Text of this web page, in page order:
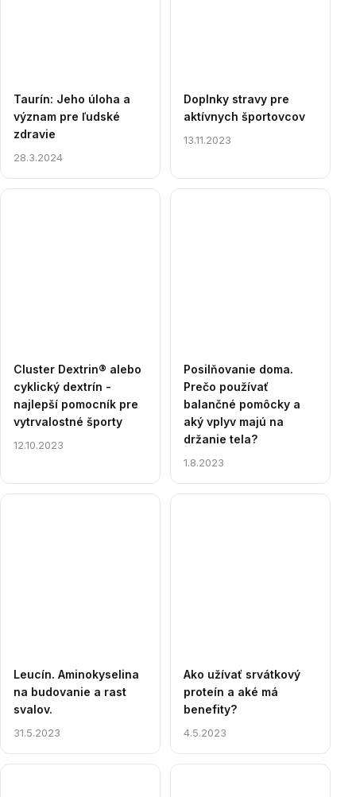
Taurín: Jeho úloha a
význam pre ľudské
zdravie
28.3.2024
Doplnky stravy pre
aktívnych športovcov
13.11.2023
Cluster Dextrin® alebo
cyklický dextrín -
najlepší pomocník pre
vytrvalostné športy
12.10.2023
Posilňovanie doma.
Prečo používať
balančné pomôcky a
aký vplyv majú na
držanie tela?
1.8.2023
Leucín. Aminokyselina
na budovanie a rast
svalov.
31.5.2023
Ako užívať srvátkový
proteín a aké má
benefity?
4.5.2023